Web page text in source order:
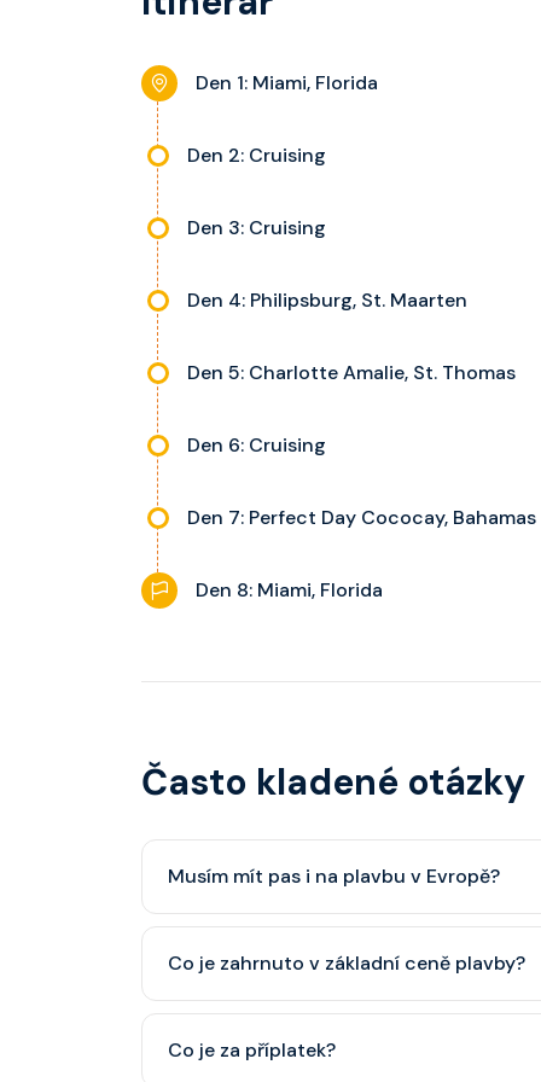
Den 1: Miami, Florida
Den 2: Cruising
Den 3: Cruising
Den 4: Philipsburg, St. Maarten
Den 5: Charlotte Amalie, St. Thomas
Den 6: Cruising
Den 7: Perfect Day Cococay, Bahamas
Den 8: Miami, Florida
Často kladené otázky
Musím mít pas i na plavbu v Evropě?
minimálně 6 měsíců po skončení plavby.
Co je zahrnuto v základní ceně plavby?
nápoje (voda, čaj, káva, limonády apod.).
Co je za příplatek?